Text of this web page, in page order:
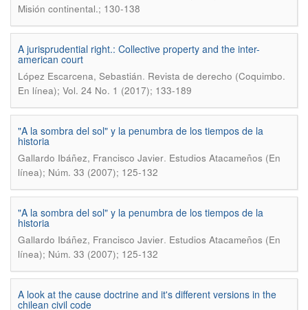
Misión continental.; 130-138
A jurisprudential right.: Collective property and the inter-
american court
López Escarcena, Sebastián. Revista de derecho (Coquimbo.
En línea); Vol. 24 No. 1 (2017); 133-189
"A la sombra del sol" y la penumbra de los tiempos de la
historia
Gallardo Ibáñez, Francisco Javier. Estudios Atacameños (En
línea); Núm. 33 (2007); 125-132
"A la sombra del sol" y la penumbra de los tiempos de la
historia
Gallardo Ibáñez, Francisco Javier. Estudios Atacameños (En
línea); Núm. 33 (2007); 125-132
A look at the cause doctrine and it's different versions in the
chilean civil code